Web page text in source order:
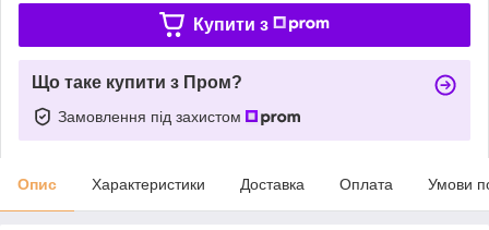
Купити з
Що таке купити з Пром?
Замовлення під захистом
Опис Характеристики Доставка Оплата Умови